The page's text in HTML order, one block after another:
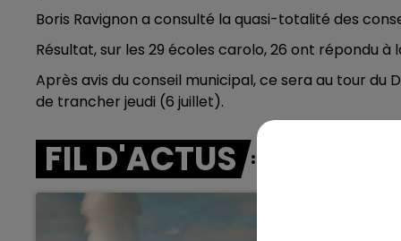
7h00 - 12h00
LE WEEK-END CHAMPAGNE FM
Boris Ravignon a consulté la quasi-totalité des
Résultat, sur les 29 écoles carolo, 26 ont répondu
Après avis du conseil municipal, ce sera au tour du
de trancher jeudi (6 juillet).
FIL D'ACTUS